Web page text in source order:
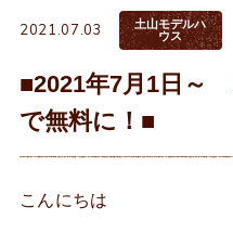
2021.07.03
土山モデルハ
ウス
■2021年7月1日～
で無料に！■
こんにちは